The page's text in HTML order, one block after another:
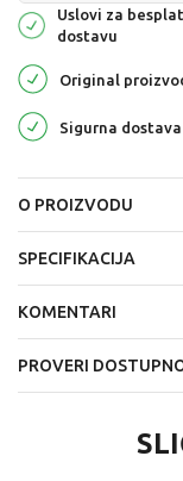
Uslovi za
dostavu
Original
Sigurna dostava
O PROIZVODU
SPECIFIKACIJA
KOMENTARI
PROVERI